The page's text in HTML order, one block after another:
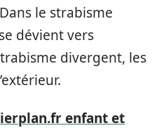
le strabisme
dévient vers
divergent, les
enfant et